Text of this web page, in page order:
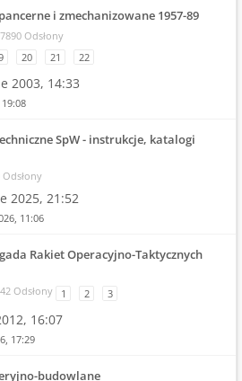
i zmechanizowane 1957-89
Odsłony
20 21 22
2003, 14:33
SpW - instrukcje, katalogi
2025, 21:52
11:06
Rakiet Operacyjno-Taktycznych
Odsłony 1 2 3
16:07
17:29
budowlane